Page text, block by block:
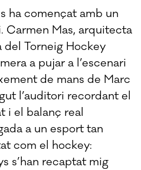
ha començat amb un
Carmen Mas, arquitecta
Torneig Hockey
a pujar a l’escenari
de mans de Marc
l’auditori recordant el
i el balanç real
a un esport tan
com el hockey:
s’han recaptat mig